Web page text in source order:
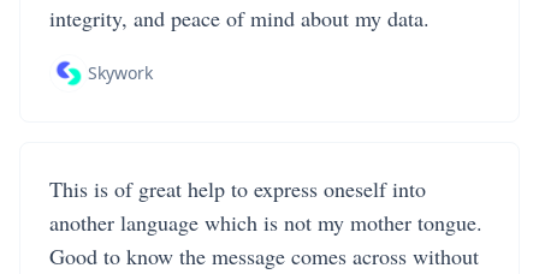
integrity, and peace of mind about my data.
Skywork
This is of great help to express oneself into
another language which is not my mother tongue.
Good to know the message comes across without